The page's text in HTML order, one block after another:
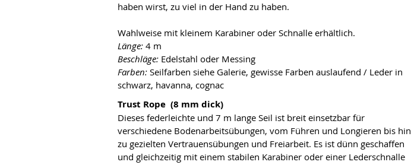
haben wirst, zu viel in der Hand zu haben.
Wahlweise mit kleinem Karabiner oder Schnalle erhältlich.
Länge: 4 m
Beschläge: Edelstahl oder Messing
Farben: Seilfarben siehe Galerie, gewisse Farben auslaufend / Leder in
schwarz, havanna, cognac
Trust Rope  (8 mm dick)
Dieses federleichte und 7 m lange Seil ist breit einsetzbar für
verschiedene Bodenarbeitsübungen, vom Führen und Longieren bis hin
zu gezielten Vertrauensübungen und Freiarbeit. Es ist dünn geschaffen
und gleichzeitig mit einem stabilen Karabiner oder einer Lederschnalle